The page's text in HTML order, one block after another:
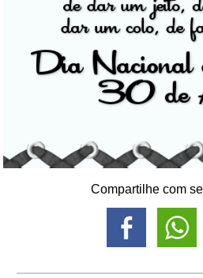
Compartilhe com